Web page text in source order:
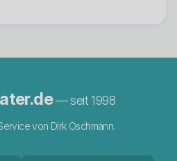
— seit 1998
von Dirk Oschmann.